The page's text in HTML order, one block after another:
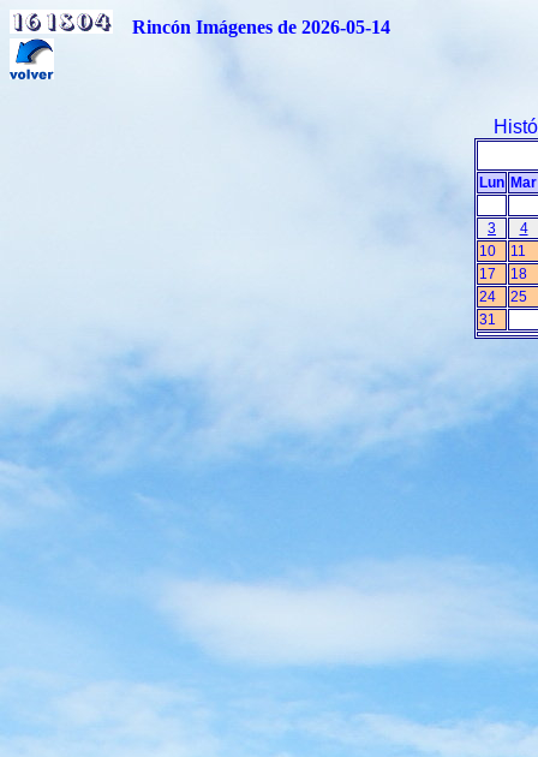
Rincón Imágenes de 2026-05-14
Lun Mar
3
4
10
11
17
18
24
25
31